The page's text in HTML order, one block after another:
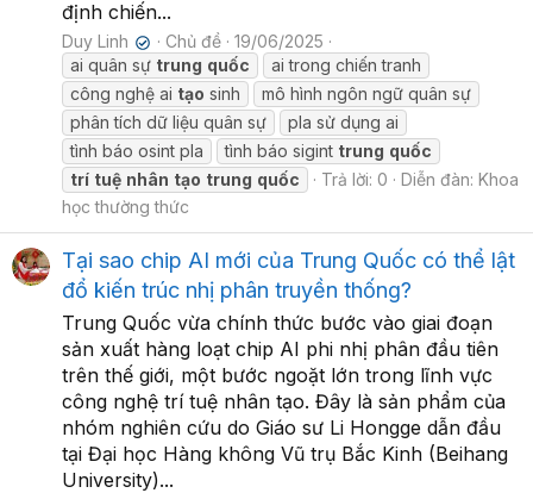
định chiến...
Duy Linh ✔ Chủ đề
19/06/2025
ai quân sự trung quốc
ai trong chiến tranh
công nghệ ai tạo sinh
mô hình ngôn ngữ quân sự
phân tích dữ liệu quân sự
pla sử dụng ai
tình báo osint pla
tình báo sigint trung quốc
trí tuệ nhân tạo trung quốc Trả lời: 0 Diễn đàn: Khoa
học thường thức
Tại sao chip AI mới của Trung Quốc có thể lật
đổ kiến trúc nhị phân truyền thống?
Trung Quốc vừa chính thức bước vào giai đoạn
sản xuất hàng loạt chip AI phi nhị phân đầu tiên
trên thế giới, một bước ngoặt lớn trong lĩnh vực
công nghệ trí tuệ nhân tạo. Đây là sản phẩm của
nhóm nghiên cứu do Giáo sư Li Hongge dẫn đầu
tại Đại học Hàng không Vũ trụ Bắc Kinh (Beihang
University)...